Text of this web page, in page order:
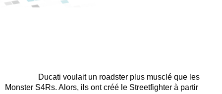
Ducati voulait un roadster plus musclé que les
Monster S4Rs. Alors, ils ont créé le Streetfighter à partir